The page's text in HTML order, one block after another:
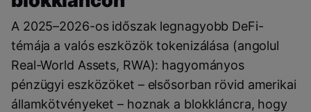
A 2025–2026-os időszak legnagyobb DeFi-
témája a valós eszközök tokenizálása (angolul
Real-World Assets, RWA): hagyományos
pénzügyi eszközöket – elsősorban rövid amerikai
államkötvényeket – hoznak a blokkláncra, hogy